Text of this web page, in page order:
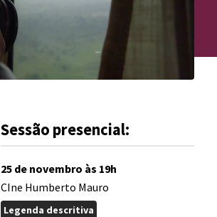
Sessão presencial:
25 de novembro às 19h
CIne Humberto Mauro
Legenda descritiva